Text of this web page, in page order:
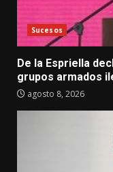
Sucesos
De la Espriella
grupos armados
agosto 8, 2026